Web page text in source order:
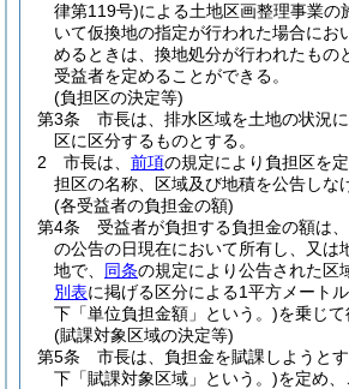
律第119号)による土地区画整理事業の
いて仮換地の指定が行われた場合にお
めるときは、換地処分が行われたもの
受益者を定めることができる。
(負担区の決定等)
第3条
市長は、排水区域を土地の状況
区に区分するものとする。
2
市長は、 前項の規定により負担区を
担区の名称、区域及び地積を公告しな
(各受益者の負担金の額)
第4条
受益者が負担する負担金の額は
の公告の日現在において所有し、又は
地で、 同条の規定により公告された区
別表に掲げる区分による1平方メート
下「単位負担金額」という。)を乗じて
(賦課対象区域の決定等)
第5条
市長は、負担金を賦課しようと
下「賦課対象区域」という。)を定め